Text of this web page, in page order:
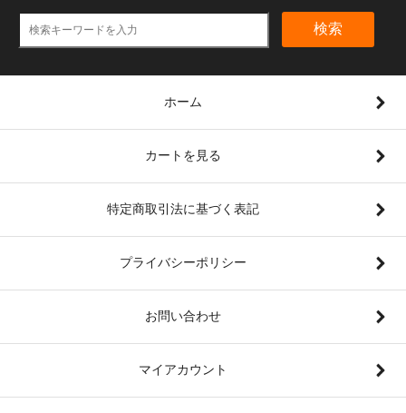
検索
ホーム
カートを見る
特定商取引法に基づく表記
プライバシーポリシー
お問い合わせ
マイアカウント